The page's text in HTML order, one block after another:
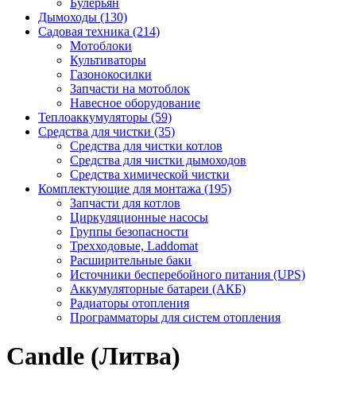
Булерьян
Дымоходы (130)
Садовая техника (214)
Мотоблоки
Культиваторы
Газонокосилки
Запчасти на мотоблок
Навесное оборудование
Теплоаккумуляторы (59)
Средства для чистки (35)
Средства для чистки котлов
Средства для чистки дымоходов
Средства химической чистки
Комплектующие для монтажа (195)
Запчасти для котлов
Циркуляционные насосы
Группы безопасности
Трехходовые, Laddomat
Расширительные баки
Источники бесперебойного питания (UPS)
Аккумуляторные батареи (АКБ)
Радиаторы отопления
Программаторы для систем отопления
Candle (Литва)